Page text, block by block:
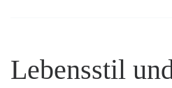
Lebensstil